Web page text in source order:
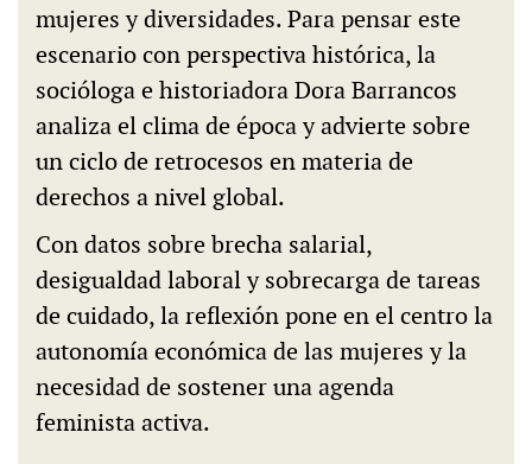
mujeres y diversidades. Para pensar este
escenario con perspectiva histórica, la
socióloga e historiadora Dora Barrancos
analiza el clima de época y advierte sobre
un ciclo de retrocesos en materia de
derechos a nivel global.
Con datos sobre brecha salarial,
desigualdad laboral y sobrecarga de tareas
de cuidado, la reflexión pone en el centro la
autonomía económica de las mujeres y la
necesidad de sostener una agenda
feminista activa.